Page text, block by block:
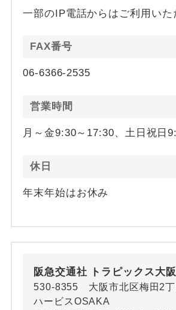
一部のIP電話からはご利用いた
FAX番号
06-6366-2535
営業時間
月～金9:30～17:30、土日祝日
休日
年末年始はお休み
阪急交通社 トラピックス大
530-8355 大阪市北区梅田2
ハービスOSAKA